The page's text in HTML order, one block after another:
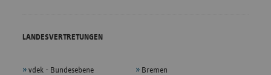
LANDESVERTRETUNGEN
vdek - Bundesebene Bremen